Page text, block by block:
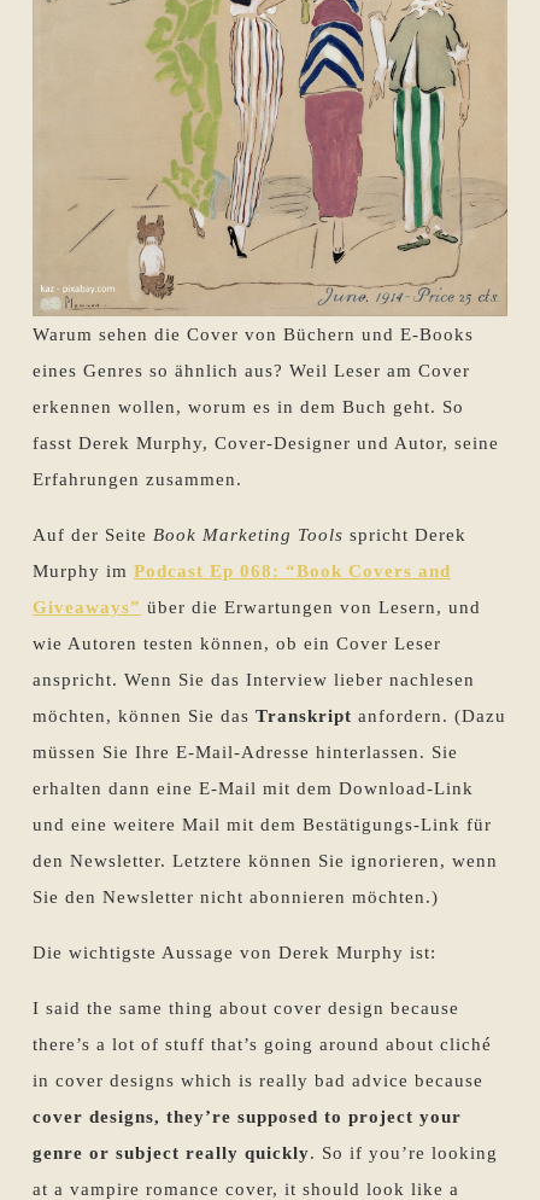
Warum sehen die Cover von Büchern und E-Books
eines Genres so ähnlich aus? Weil Leser am Cover
erkennen wollen, worum es in dem Buch geht. So
fasst Derek Murphy, Cover-Designer und Autor, seine
Erfahrungen zusammen.
Auf der Seite Book Marketing Tools spricht Derek
Murphy im Podcast Ep 068: “Book Covers and
Giveaways” über die Erwartungen von Lesern, und
wie Autoren testen können, ob ein Cover Leser
anspricht. Wenn Sie das Interview lieber nachlesen
möchten, können Sie das Transkript anfordern. (Dazu
müssen Sie Ihre E-Mail-Adresse hinterlassen. Sie
erhalten dann eine E-Mail mit dem Download-Link
und eine weitere Mail mit dem Bestätigungs-Link für
den Newsletter. Letztere können Sie ignorieren, wenn
Sie den Newsletter nicht abonnieren möchten.)
Die wichtigste Aussage von Derek Murphy ist:
I said the same thing about cover design because
there’s a lot of stuff that’s going around about cliché
in cover designs which is really bad advice because
cover designs, they’re supposed to project your
genre or subject really quickly. So if you’re looking
at a vampire romance cover, it should look like a